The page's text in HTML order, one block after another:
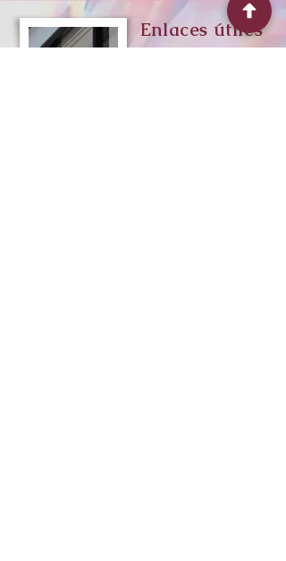
cuivre et à l'étain.
Deux attaches pour permettre le
Enlaces útiles